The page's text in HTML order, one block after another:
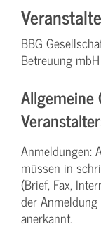
BBG
Betreuung mbH
Allgemeine
Anmeldungen:
müssen in
(Brief, Fax,
der
anerkannt.